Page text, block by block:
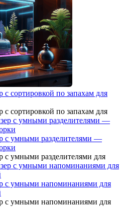
сортировкой по запахам для
сортировкой по запахам для
с умными разделителями —
с умными разделителями для
с умными напоминаниями для
с умными напоминаниями для